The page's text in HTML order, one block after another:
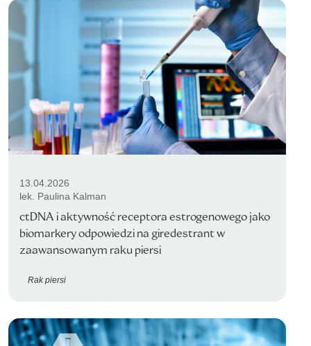
13.04.2026
lek. Paulina Kalman
ctDNA i aktywność receptora estrogenowego jako
biomarkery odpowiedzi na giredestrant w
zaawansowanym raku piersi
Rak piersi